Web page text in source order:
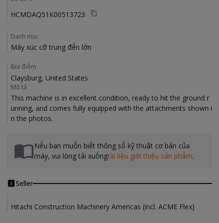
HCMDAQ51K00513723
Danh mục
Máy xúc cỡ trung đến lớn
Địa điểm
Claysburg, United States
Mô tả
This machine is in excellent condition, ready to hit the ground r
unning, and comes fully equipped with the attachments shown i
Nếu bạn muốn biết thông số kỹ thuật cơ bản của
máy, vui lòng tải xuốngtài liệu giới thiệu sản phẩm.
Seller
Hitachi Construction Machinery Americas (incl. ACME Flex)